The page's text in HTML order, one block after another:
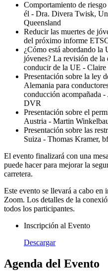
Comportamiento de
él - Dra. Divera Twisk,
Queensland
Reducir las muertes de
del próximo informe
¿Cómo está abordando la
jóvenes? La revisión de la
conducir de la UE -
Presentación sobre la ley
Alemania para
conducción acompañada
DVR
Presentación sobre el
Austria - Martin
Presentación sobre las
Suiza - Thomas Kramer,
El evento finalizará con una
puede hacer para mejorar la
carretera.
Este evento se llevará a cabo
Zoom. Los detalles de la
todos los participantes.
Inscripción al Evento
Descargar
Agenda del Evento